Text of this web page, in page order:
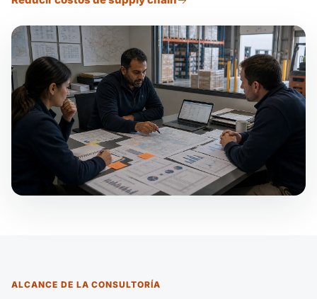
ALCANCE DE LA CONSULTORÍA